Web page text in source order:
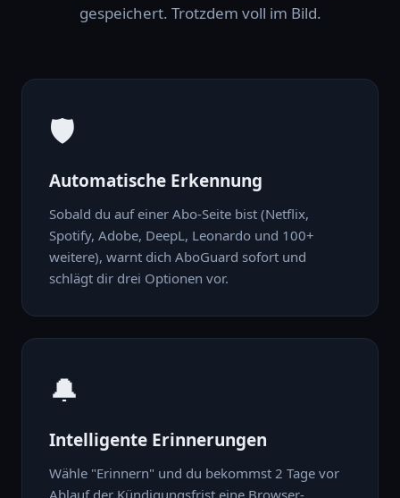
gespeichert. Trotzdem voll im Bild.
🛡️
Automatische Erkennung
Sobald du auf einer Abo-Seite bist (Netflix,
Spotify, Adobe, DeepL, Leonardo und 100+
weitere), warnt dich AboGuard sofort und
schlägt dir drei Optionen vor.
🔔
Intelligente Erinnerungen
Wähle "Erinnern" und du bekommst 2 Tage vor
Ablauf der Kündigungsfrist eine Browser-